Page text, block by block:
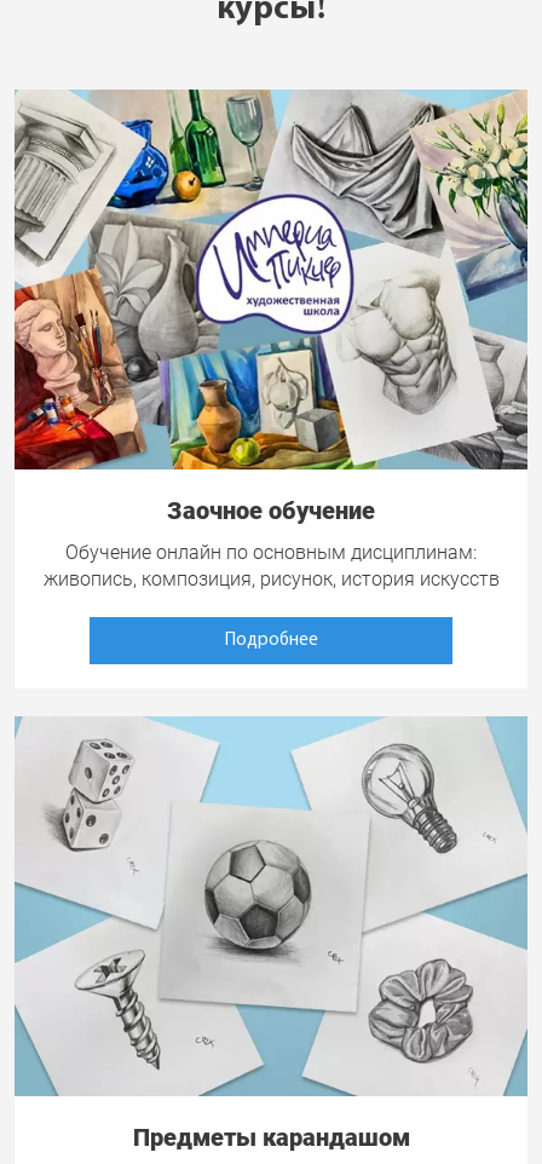
курсы!
Заочное обучение
Обучение онлайн по основным дисциплинам:
живопись, композиция, рисунок, история искусств
Подробнее
Предметы карандашом